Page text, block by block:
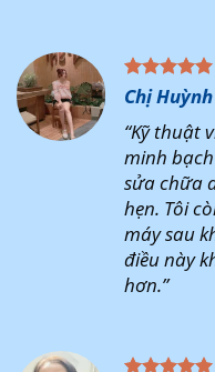
Chị
“Kỹ thuật
minh
sửa chữa
hẹn. Tôi
máy sau
điều này
hơn.”